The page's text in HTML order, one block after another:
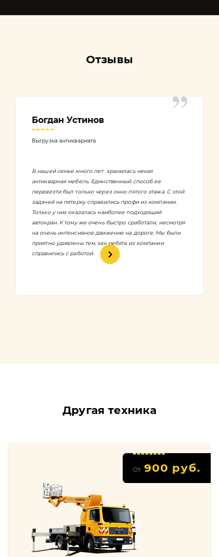
Отзывы
Богдан Устинов
Выгрузка антиквариата
В нашей семье много лет хранилась некая
антикварная мебель. Единственный способ ее
перевезти был только через окно пятого этажа. С этой
задачей на пятерку справились профи из компании.
Только у них оказалась наиболее подходящий
автокран. К тому же очень быстро сработали, несмотря
на очень интенсивное движение на дороге. Мы были
приятно удивлены тем, как ребята из компании
справились с работой.
Другая техника
От900 руб.